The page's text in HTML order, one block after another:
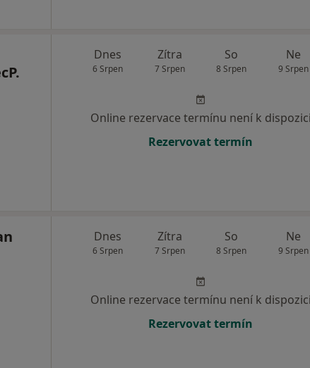
Dnes
6 Srpen
Zítra
7 Srpen
So
8 Srpen
Ne
9 Srpen
Online rezervace termínu není k dispozici
Rezervovat termín
Dnes
6 Srpen
Zítra
7 Srpen
So
8 Srpen
Ne
9 Srpen
Online rezervace termínu není k dispozici
Rezervovat termín